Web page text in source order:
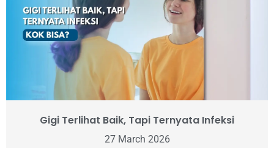
Gigi Terlihat Baik, Tapi Ternyata Infeksi
27 March 2026